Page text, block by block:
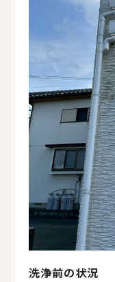
洗浄前の状況